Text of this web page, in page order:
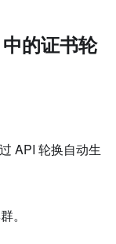
的证书轮
API 轮换自动生
。